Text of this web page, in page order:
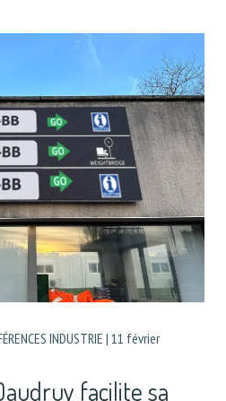
INDUSTRIE | 11 février
facilite sa